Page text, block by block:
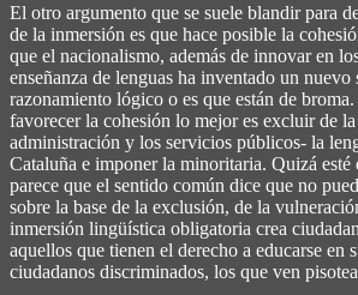
El otro argumento que se suele blandir para
de la inmersión es que hace posible la
que el nacionalismo, además de innovar en
enseñanza de lenguas ha inventado un nuevo
razonamiento lógico o es que están de broma.
favorecer la cohesión lo mejor es excluir de
administración y los servicios públicos- la
Cataluña e imponer la minoritaria. Quizá esté
parece que el sentido común dice que no
sobre la base de la exclusión, de la
inmersión lingüística obligatoria crea
aquellos que tienen el derecho a educarse en
ciudadanos discriminados, los que ven